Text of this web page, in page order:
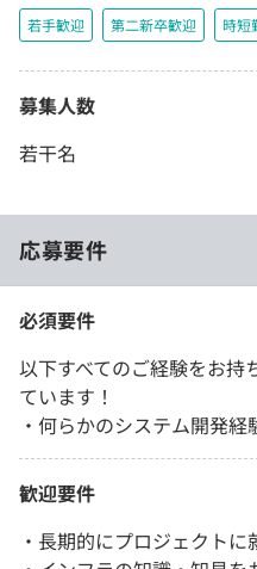
若手歓迎 第二新卒歓迎 時短
募集人数
若干名
応募要件
必須要件
以下すべてのご経験をお持
ています！
・何らかのシステム開発
歓迎要件
・長期的にプロジェクト